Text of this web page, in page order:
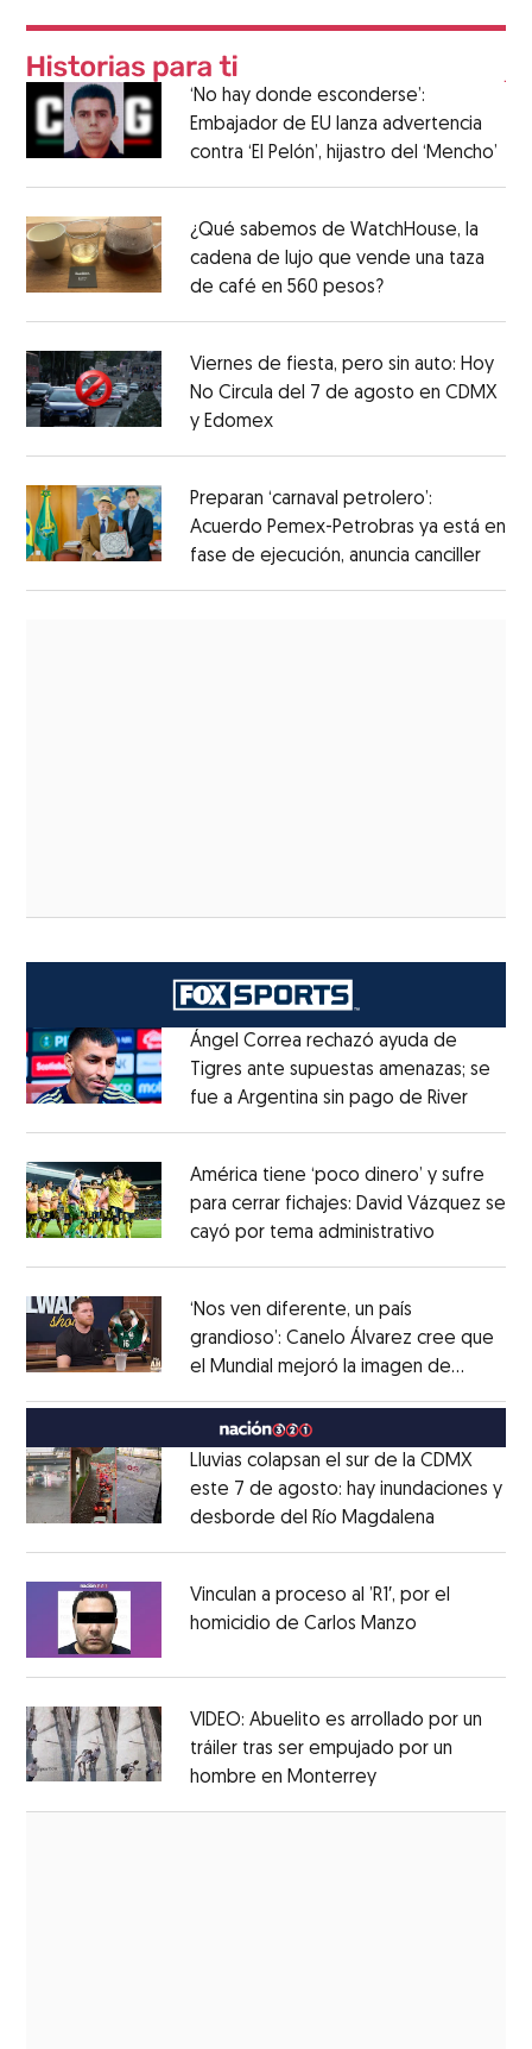
‘No hay donde esconderse’:
Embajador de EU lanza advertencia
contra ‘El Pelón’, hijastro del ‘Mencho’
¿Qué sabemos de WatchHouse, la
cadena de lujo que vende una taza
de café en 560 pesos?
Viernes de fiesta, pero sin auto: Hoy
No Circula del 7 de agosto en CDMX
y Edomex
Preparan ‘carnaval petrolero’:
Acuerdo Pemex-Petrobras ya está en
fase de ejecución, anuncia canciller
Ángel Correa rechazó ayuda de
Tigres ante supuestas amenazas; se
fue a Argentina sin pago de RiverOpens
América tiene ‘poco dinero’ y sufre
para cerrar fichajes: David Vázquez se
cayó por tema administrativo
‘Nos ven diferente, un país
grandioso’: Canelo Álvarez cree que
el Mundial mejoró la imagen de
MéxicoOpens in new window
Lluvias colapsan el sur de la CDMX
este 7 de agosto: hay inundaciones y
desborde del Río Magdalena
Vinculan a proceso al ’R1′, por el
homicidio de Carlos Manzo
VIDEO: Abuelito es arrollado por un
tráiler tras ser empujado por un
hombre en MonterreyOpens in new